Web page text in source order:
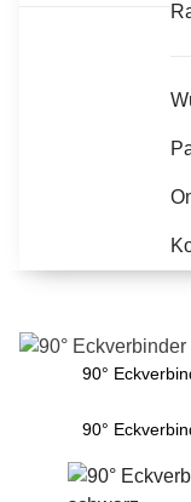
90°
90°